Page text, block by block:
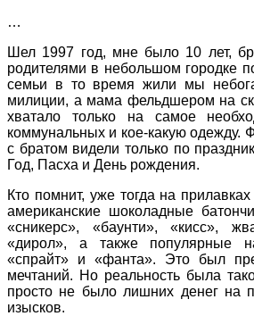
…
Шел 1997 год, мне было 10 лет,
родителями в небольшом городке
семьи в то время жили мы
милиции, а мама фельдшером на
хватало только на самое
коммунальных и кое-какую одежду.
с братом видели только по
Год, Пасха и День рождения.
Кто помнит, уже тогда на
американские шоколадные
«сникерс», «баунти», «кисс»,
«дирол», а также популярные
«спрайт» и «фанта». Это был
мечтаний. Но реальность была
просто не было лишних денег на
изысков.